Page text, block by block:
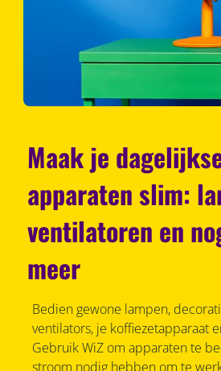
Maak je
apparaten slim:
ventilatoren en
meer
Bedien gewone lampen,
ventilators, je koffiezetapparaat
Gebruik WiZ om apparaten te
stroom nodig hebben om te